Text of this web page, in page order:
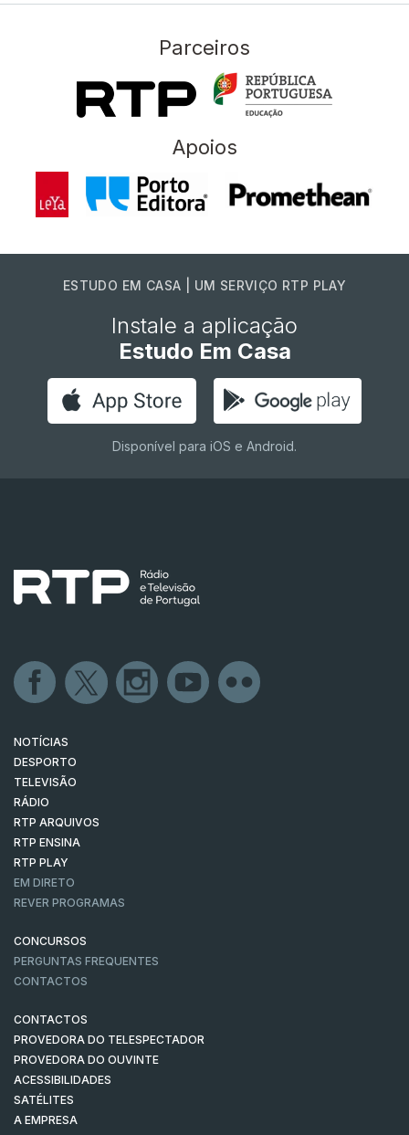
Parceiros
Apoios
ESTUDO EM CASA | UM SERVIÇO RTP PLAY
Instale a aplicação
Estudo Em Casa
Disponível para iOS e Android.
NOTÍCIAS
DESPORTO
TELEVISÃO
RÁDIO
RTP ARQUIVOS
RTP ENSINA
RTP PLAY
EM DIRETO
REVER PROGRAMAS
CONCURSOS
PERGUNTAS FREQUENTES
CONTACTOS
CONTACTOS
PROVEDORA DO TELESPECTADOR
PROVEDORA DO OUVINTE
ACESSIBILIDADES
SATÉLITES
A EMPRESA